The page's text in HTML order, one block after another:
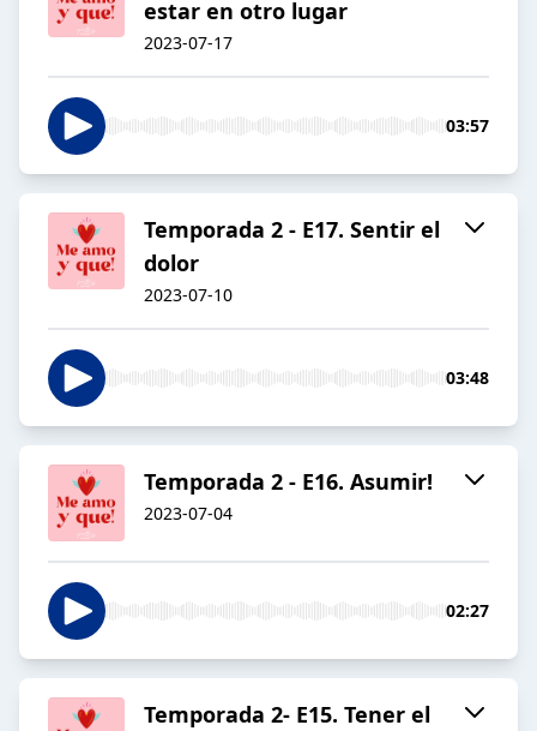
estar en otro lugar
2023-07-17
03:57
Temporada 2 - E17. Sentir el
dolor
2023-07-10
03:48
Temporada 2 - E16. Asumir!
2023-07-04
02:27
Temporada 2- E15. Tener el